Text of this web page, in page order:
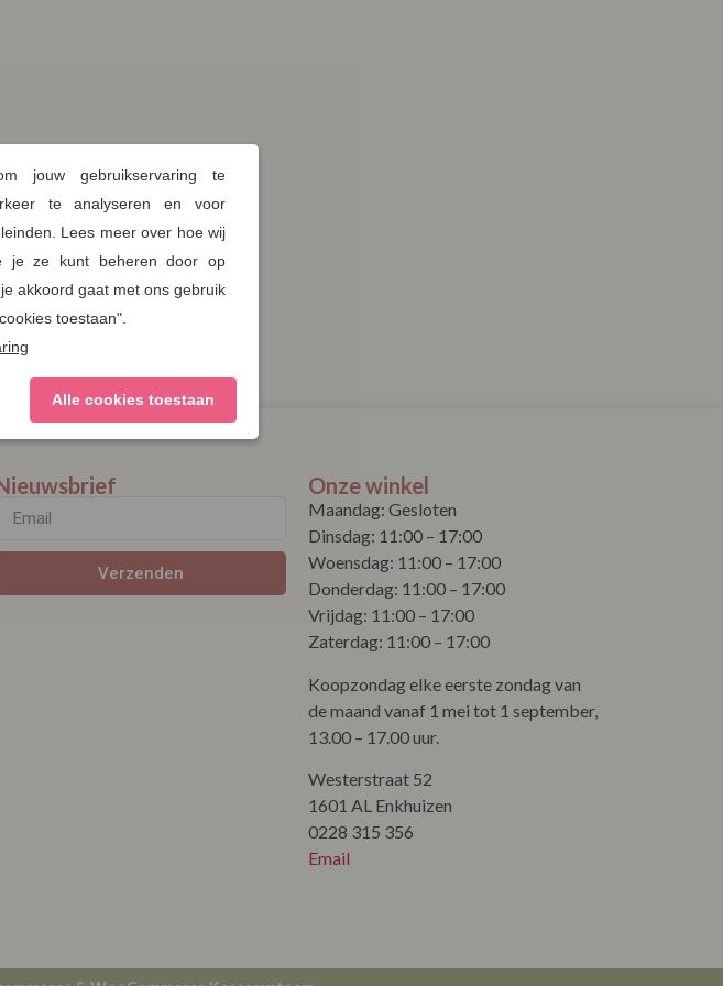
Verzenden
Onze winkel
Maandag: Gesloten
Dinsdag: 11:00 – 17:00
Woensdag: 11:00 – 17:00
Donderdag: 11:00 – 17:00
Vrijdag: 11:00 – 17:00
Zaterdag: 11:00 – 17:00
Koopzondag elke eerste zondag van
de maand vanaf 1 mei tot 1 september,
13.00 – 17.00 uur.
Westerstraat 52
1601 AL Enkhuizen
0228 315 356
Email